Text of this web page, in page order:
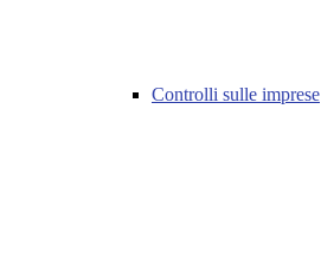
Controlli sulle imprese